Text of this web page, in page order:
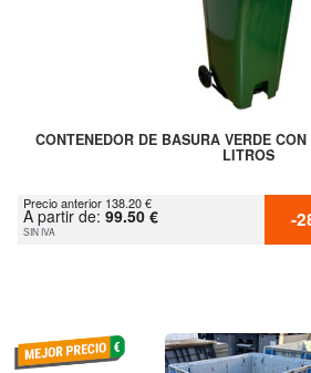
CONTENEDOR DE BASURA VERDE
LITROS
Precio anterior 138.20 €
A partir de: 99.50 €
SIN IVA -